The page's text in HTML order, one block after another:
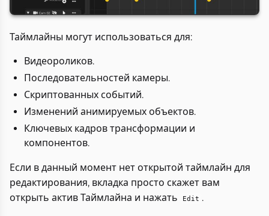
Таймлайны могут использоваться для:
Видеороликов.
Последовательностей камеры.
Скриптованных событий.
Изменений анимируемых объектов.
Ключевых кадров трансформации и
компонентов.
Если в данный момент нет открытой таймлайн для
редактирования, вкладка просто скажет вам
открыть актив Таймлайна и нажать
Edit .